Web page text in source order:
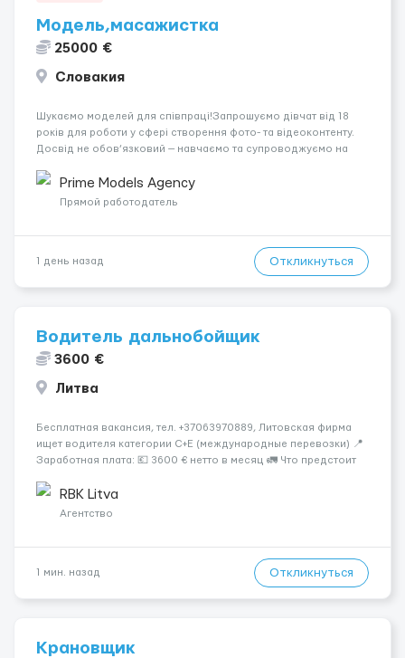
Модель,масажистка
25000 €
Словакия
Шукаємо моделей для співпраці!Запрошуємо дівчат від 18
років для роботи у сфері створення фото- та відеоконтенту.
Досвід не обов’язковий — навчаємо та супроводжуємо на
конфіденційність і професійну підтримку. Працюємо офіційно,
поважаємо особ...
Prime Models Agency
Прямой работодатель
1 день назад Откликнуться
Водитель дальнобойщик
3600 €
Литва
Бесплатная вакансия, тел. +37063970889, Литовская фирма
ищет водителя категории C+E (международные перевозки) 📍
Заработная плата: 💶 3600 € нетто в месяц 🚛 Что предстоит
рефрижераторах. В среднем 400–500 км в день. Погрузки и
разгрузки ...
RBK Litva
Агентство
1 мин. назад Откликнуться
Крановщик